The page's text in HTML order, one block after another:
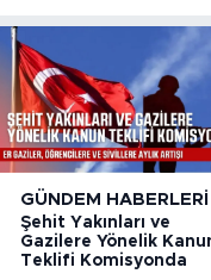
GÜNDEM HABERLERI
Şehit Yakınları ve
Gazilere Yönelik
Teklifi Komisyonda